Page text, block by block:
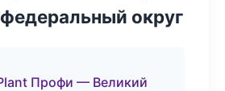
округ
Профи — Великий